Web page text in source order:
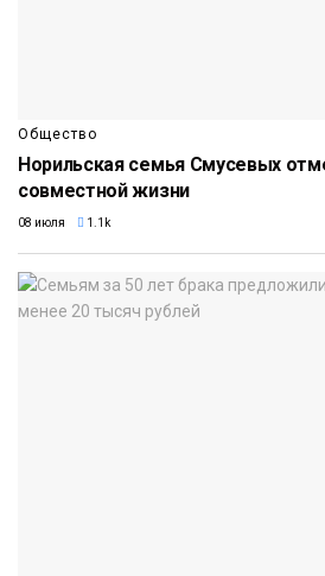
Общество
Норильская семья Смусевых
совместной жизни
08 июля 1.1k